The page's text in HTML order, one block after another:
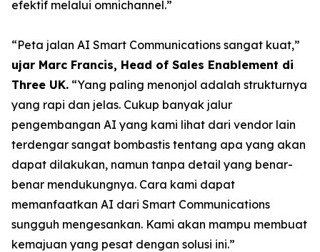
efektif melalui omnichannel.”
“Peta jalan AI Smart Communications sangat kuat,”
ujar Marc Francis, Head of Sales Enablement di
Three UK. “Yang paling menonjol adalah strukturnya
yang rapi dan jelas. Cukup banyak jalur
pengembangan AI yang kami lihat dari vendor lain
terdengar sangat bombastis tentang apa yang akan
dapat dilakukan, namun tanpa detail yang benar-
benar mendukungnya. Cara kami dapat
memanfaatkan AI dari Smart Communications
sungguh mengesankan. Kami akan mampu membuat
kemajuan yang pesat dengan solusi ini.”